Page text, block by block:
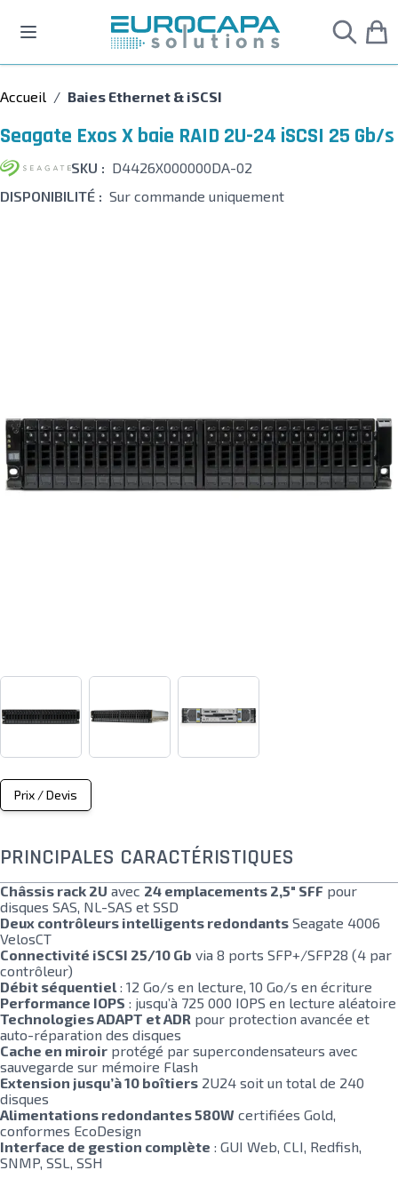
Accueil / Baies Ethernet & iSCSI
Seagate Exos X baie RAID 2U-24 iSCSI 25 Gb/s
SKU : D4426X000000DA-02
DISPONIBILITÉ : Sur commande uniquement
Prix / Devis
PRINCIPALES CARACTÉRISTIQUES
Châssis rack 2U avec 24 emplacements 2,5" SFF pour
disques SAS, NL-SAS et SSD
Deux contrôleurs intelligents redondants Seagate 4006
VelosCT
Connectivité iSCSI 25/10 Gb via 8 ports SFP+/SFP28 (4 par
contrôleur)
Débit séquentiel : 12 Go/s en lecture, 10 Go/s en écriture
Performance IOPS : jusqu’à 725 000 IOPS en lecture aléatoire
Technologies ADAPT et ADR pour protection avancée et
auto-réparation des disques
Cache en miroir protégé par supercondensateurs avec
sauvegarde sur mémoire Flash
Extension jusqu’à 10 boîtiers 2U24 soit un total de 240
disques
Alimentations redondantes 580W certifiées Gold,
conformes EcoDesign
Interface de gestion complète : GUI Web, CLI, Redfish,
SNMP, SSL, SSH